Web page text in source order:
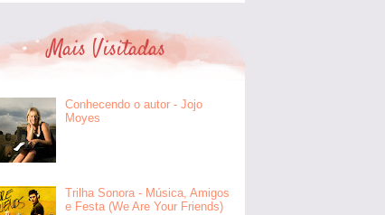
Mais Visitadas
Conhecendo o autor - Jojo
Moyes
Trilha Sonora - Música, Amigos
e Festa (We Are Your Friends)